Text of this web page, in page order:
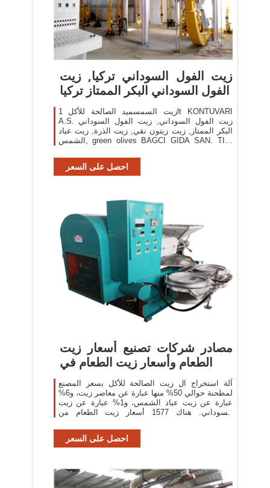
زيت الفول السوداني تركيا, زيت
الفول السوداني البكر الممتاز تركيا
زيت السمسميد الصالحة للأكل 1lt KONTUVARI
A.S. زيت الفول السوداني, زيت الفول السوداني
البكر الممتاز, زيت زيتون نقي, زيت الذرة, زيت عباد
الشمس, green olives BAGCI GIDA SAN. TIC.
احصل على السعر
مصادر شركات تصنيع أسعار زيت
الطعام وأسعار زيت الطعام في
آلة استخراج ال زيت الصالحة للأكل بسعر المصنع
لمطحنة حوالي 50% منها عبارة عن معاصر زيت، و6%
عبارة عن زيت عباد الشمس، و1% عبارة عن زيت
السوداني. هناك 1577 أسعار زيت الطعام من
هي
احصل على السعر